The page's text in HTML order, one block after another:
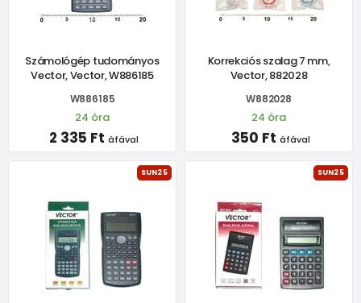
Számológép tudományos
Vector, Vector, W886185
W886185
24 óra
2 335 Ft áfával
Korrekciós szalag 7 mm,
Vector, 882028
W882028
24 óra
350 Ft áfával
SUN25 SUN25